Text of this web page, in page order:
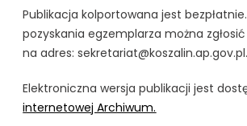
Publikacja kolportowana jest
pozyskania egzemplarza można
na adres: sekretariat@koszalin.ap.gov.pl.
Elektroniczna wersja publikacji jest
internetowej Archiwum.